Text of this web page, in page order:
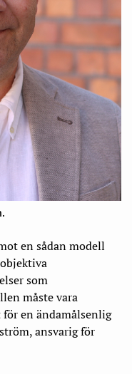
en sådan modell
som
måste vara
en ändamålsenlig
ansvarig för